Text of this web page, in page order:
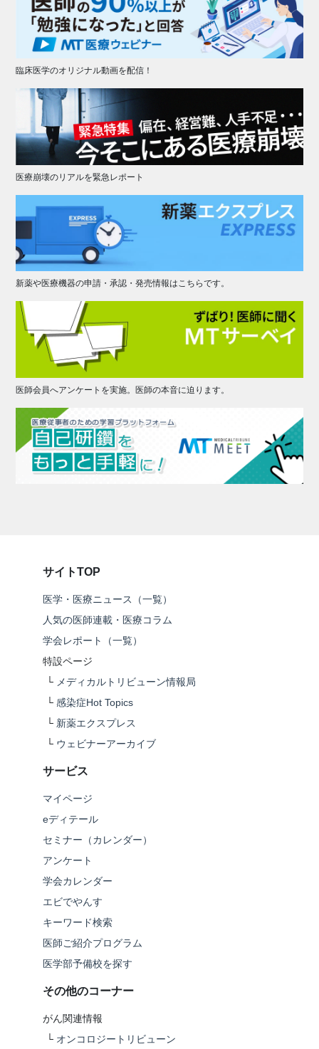
臨床医学のオリジナル動画を配信！
医療崩壊のリアルを緊急レポート
新薬や医療機器の申請・承認・発売情報はこちらです。
医師会員へアンケートを実施。医師の本音に迫ります。
サイトTOP
医学・医療ニュース（一覧）
人気の医師連載・医療コラム
学会レポート（一覧）
特設ページ
└ メディカルトリビューン情報局
└ 感染症Hot Topics
└ 新薬エクスプレス
└ ウェビナーアーカイブ
サービス
マイページ
eディテール
セミナー（カレンダー）
アンケート
学会カレンダー
エビでやんす
キーワード検索
医師ご紹介プログラム
医学部予備校を探す
その他のコーナー
がん関連情報
└ オンコロジートリビューン